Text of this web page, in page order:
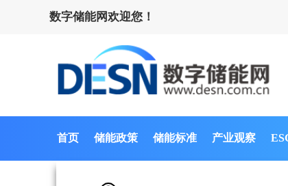
数字储能网欢迎您！
首页 储能政策 储能标准 产业观察